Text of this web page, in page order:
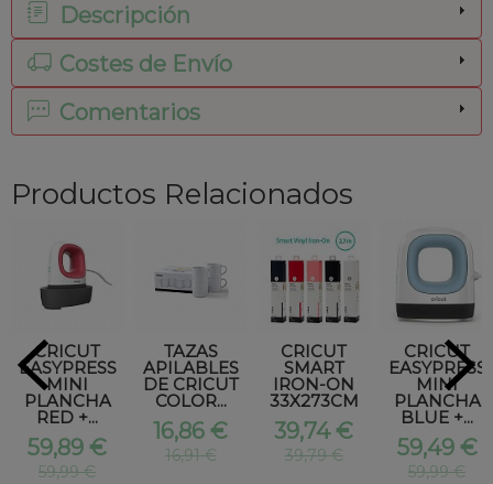
Descripción
Costes de Envío
Comentarios
Productos Relacionados
CRICUT
EASYPRESS
MINI
PLANCHA
RED +...
59,89 €
59,99 €
TAZAS
APILABLES
DE CRICUT
COLOR...
16,86 €
16,91 €
CRICUT
SMART
IRON-ON
33X273CM
39,74 €
39,79 €
CRICUT
EASYPRESS
MINI
PLANCHA
BLUE +...
59,49 €
59,99 €